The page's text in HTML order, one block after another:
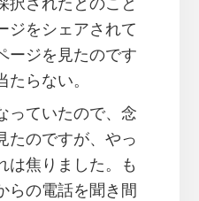
択されたとのこと
ジをシェアされて
ージを見たのです
らない。
っていたので、念
たのですが、やっ
は焦りました。も
らの電話を聞き間